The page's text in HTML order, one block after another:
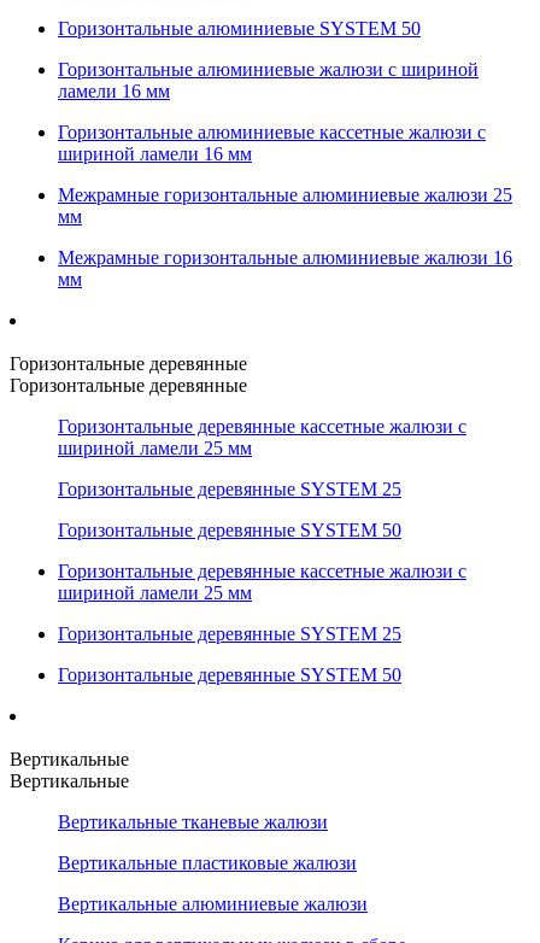
Горизонтальные алюминиевые SYSTEM 50
Горизонтальные алюминиевые жалюзи с шириной
ламели 16 мм
Горизонтальные алюминиевые кассетные жалюзи с
шириной ламели 16 мм
Межрамные горизонтальные алюминиевые жалюзи 25
мм
Межрамные горизонтальные алюминиевые жалюзи 16
мм
Горизонтальные деревянные
Горизонтальные деревянные
Горизонтальные деревянные кассетные жалюзи с
шириной ламели 25 мм
Горизонтальные деревянные SYSTEM 25
Горизонтальные деревянные SYSTEM 50
Горизонтальные деревянные кассетные жалюзи с
шириной ламели 25 мм
Горизонтальные деревянные SYSTEM 25
Горизонтальные деревянные SYSTEM 50
Вертикальные
Вертикальные
Вертикальные тканевые жалюзи
Вертикальные пластиковые жалюзи
Вертикальные алюминиевые жалюзи